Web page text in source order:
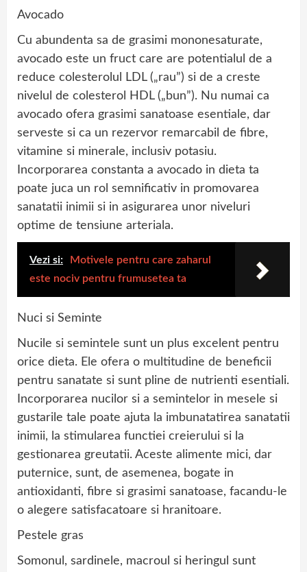
Avocado
Cu abundenta sa de grasimi mononesaturate,
avocado este un fruct care are potentialul de a
reduce colesterolul LDL („rau”) si de a creste
nivelul de colesterol HDL („bun”). Nu numai ca
avocado ofera grasimi sanatoase esentiale, dar
serveste si ca un rezervor remarcabil de fibre,
vitamine si minerale, inclusiv potasiu.
Incorporarea constanta a avocado in dieta ta
poate juca un rol semnificativ in promovarea
sanatatii inimii si in asigurarea unor niveluri
optime de tensiune arteriala.
Vezi si:
Motivele pentru care zaharul
este nociv pentru frumusetea ta
Nuci si Seminte
Nucile si semintele sunt un plus excelent pentru
orice dieta. Ele ofera o multitudine de beneficii
pentru sanatate si sunt pline de nutrienti esentiali.
Incorporarea nucilor si a semintelor in mesele si
gustarile tale poate ajuta la imbunatatirea sanatatii
inimii, la stimularea functiei creierului si la
gestionarea greutatii. Aceste alimente mici, dar
puternice, sunt, de asemenea, bogate in
antioxidanti, fibre si grasimi sanatoase, facandu-le
o alegere satisfacatoare si hranitoare.
Pestele gras
Somonul, sardinele, macroul si heringul sunt